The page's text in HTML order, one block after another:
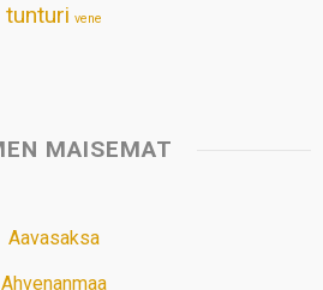
tunturi vene
MAISEMAT
Aavasaksa
Ahvenanmaa